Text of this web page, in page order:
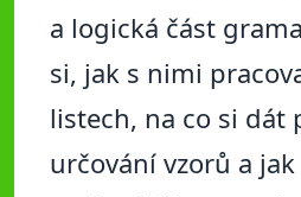
a logická část
si, jak s nimi
listech, na co si dát
určování vzorů a